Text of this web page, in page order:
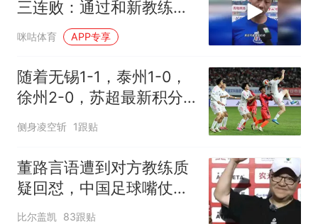
三连败：通过和新教练组
的磨合取得胜利
咪咕体育 APP专享
随着无锡1-1，泰州1-0，
徐州2-0，苏超最新积分
榜出炉
侧身凌空斩 1跟贴
董路言语遭到对方教练质
疑回怼，中国足球嘴仗从
来没输过
比尔盖凯 83跟贴